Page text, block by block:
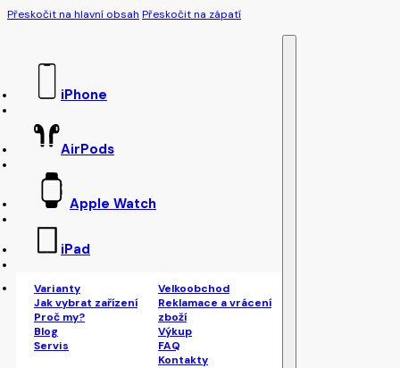
Přeskočit na hlavní obsah Přeskočit na zápatí
iPhone
AirPods
Apple Watch
iPad
Varianty
Jak vybrat zařízení
Proč my?
Blog
Servis
Velkoobchod
Reklamace a vrácení
zboží
Výkup
FAQ
Kontakty